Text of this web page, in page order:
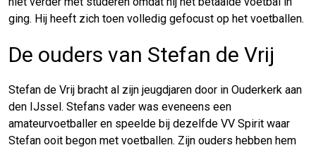
ging. Hij heeft zich toen volledig gefocust op het voetballen.
De ouders van Stefan de Vrij
Stefan de Vrij bracht al zijn jeugdjaren door in Ouderkerk aan
den IJssel. Stefans vader was eveneens een
amateurvoetballer en speelde bij dezelfde VV Spirit waar
Stefan ooit begon met voetballen. Zijn ouders hebben hem